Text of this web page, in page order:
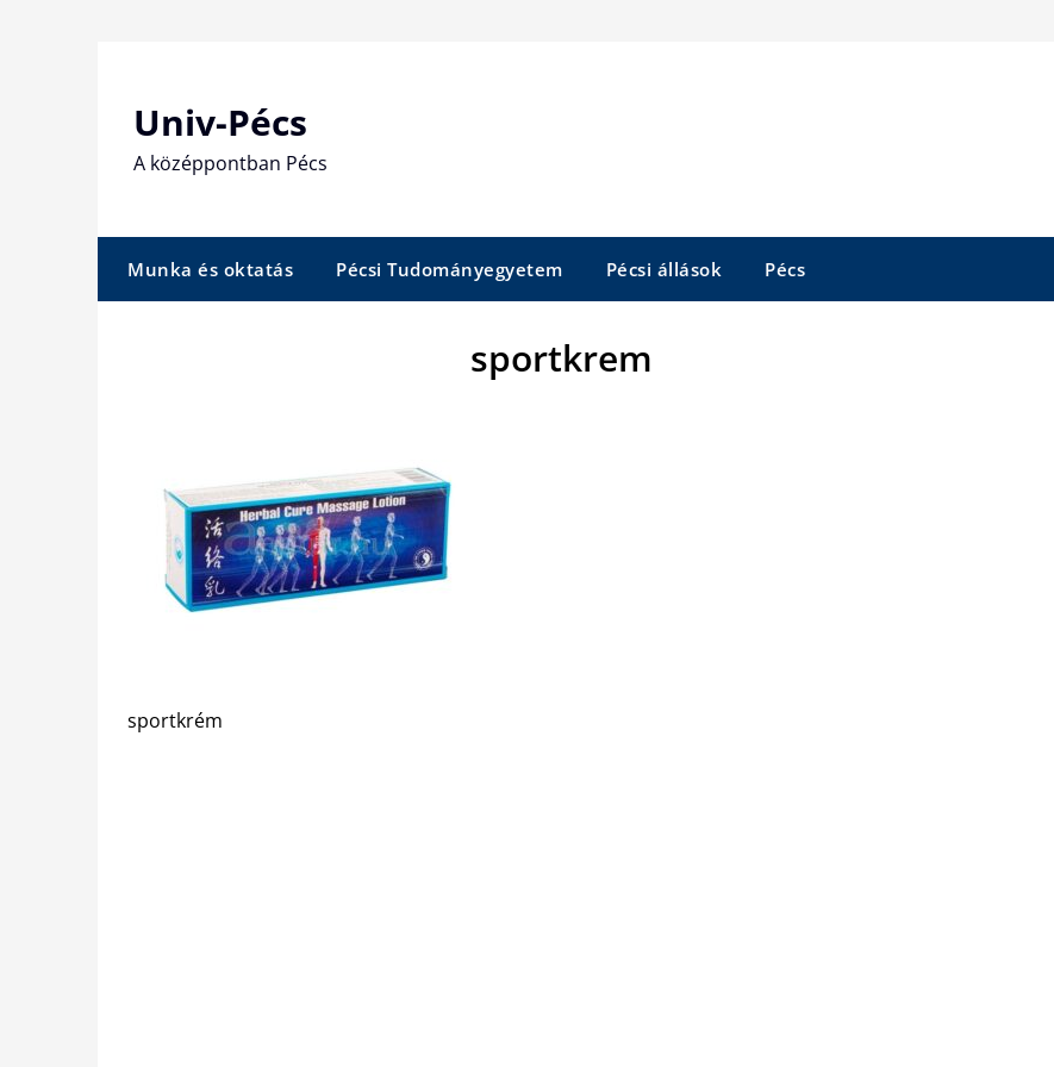
Univ-Pécs
A középpontban Pécs
Munka és oktatás Pécsi Tudományegyetem Pécsi állások Pécs
sportkrem
sportkrém